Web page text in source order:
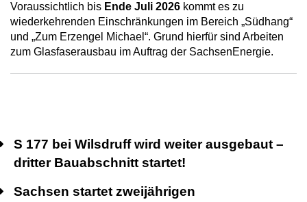
Voraussichtlich bis Ende Juli 2026 kommt es zu
wiederkehrenden Einschränkungen im Bereich „Südhang“
und „Zum Erzengel Michael“. Grund hierfür sind Arbeiten
zum Glasfaserausbau im Auftrag der SachsenEnergie.
S 177 bei Wilsdruff wird weiter ausgebaut –
dritter Bauabschnitt startet!
Sachsen startet zweijährigen